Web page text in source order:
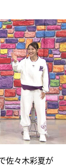
佐々木彩夏が